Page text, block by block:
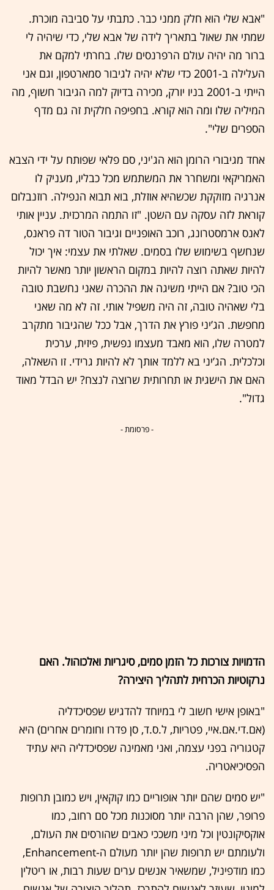
"אבא שלי הוא חלק ממני כבר. כתבתי על סביבה מוכרת.
שמתי את שאול בתאריך לידה של אבא שלי, כדי שיהיה לי
ברור מה יהיה עולם הרפרנסים שלו. בחרתי למקם את
העלילה ב-2001 כדי שלא יהיה לגיבור סמארטפון, וגם אני
הייתי ב-2001 בניו יורק, מכירה בדיוק למה הגיבור חשוף, מה
המיליה שלו ומה הוא קורא. בחפיפה חלקית זה גם מדף
הספרים שלי".
אחד מגיבורי הרומן הוא הג'יני, סם פלאי שפותח על ידי הצבא
האמריקאי ומשחרר את המשתמש מכל כבליו, מעניק לו
אנרגיה מזוקקת שכשהיא אוזלת, בוא תבוא הנפילה. רוזנבלום
קוראת לזה עסקה עם השטן. "זו התמה המרכזית. עניין אותי
לאנס ארמסטרונג, רוכב האופניים וגיבור הטור דה פראנס,
שנחשף בשימוש שלו בסמים. שאלתי את עצמי: איך יכול
להיות שאתה רוצה להיות במקום הראשון יותר מאשר להיות
הכי טוב? אם הייתי משיגה את ההכרה שאני נחשבת טובה
בלי שאהיה טובה, זה היה משפיל אותי. זה לא מה שאני
מחפשת. הג’יני פורץ את הדרך, אבל ככל שהגיבור מתקרב
למטרה שלו, הוא מאבד מעצמו נפשית, פיזית, ערכית
וכלכלית. הג’יני בא ללמד אותך לא להיות גרידי. זו השאלה,
האם את הישגית או תחרותית שרוצה לנצח? יש הבדל מאוד
גדול".
- פרסומת -
הדמויות צורכות כל הזמן סמים, סיגריות ואלכוהול. האם
נרקוטיות הכרחית לתהליך היצירה?
"באופן אישי חשוב לי במיוחד להדגיש שפסיכדליה
(אם.די.אם.איי, פטריות, ל.ס.ד, סן פדרו וחומרים אחרים) היא
קטגוריה בפני עצמה, ואני מאמינה שפסיכדליה היא עתיד
הפסיכיאטריה.
"יש סמים שהם יותר אופוריים כמו קוקאין, ויש כמובן תרופות
פרופר, שהן הרבה יותר מסוכנות מכל סם רחוב, כמו
אוקסיקונטין וכל מיני משככי כאבים שהורסים את העולם,
ולעומתם יש תרופות שהן יותר מעולם ה-Enhancement,
כמו מודפיניל, שמשאיר אנשים ערים שעות רבות, או ריטלין